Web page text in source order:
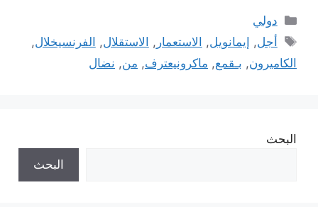
التصنيفات
دولي
الوسوم
أجل, إيمانويل, الاستعمار , الاستقلال, الفرنسيخلال,
الكاميرون, بـقمع, ماكرونيعترف, من, نضال
البحث
البحث